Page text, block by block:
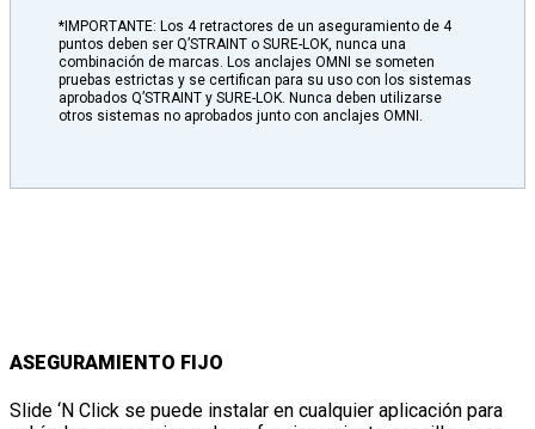
*IMPORTANTE: Los 4 retractores de un aseguramiento de 4
puntos deben ser Q’STRAINT o SURE-LOK, nunca una
combinación de marcas. Los anclajes OMNI se someten
pruebas estrictas y se certifican para su uso con los sistemas
aprobados Q’STRAINT y SURE-LOK. Nunca deben utilizarse
otros sistemas no aprobados junto con anclajes OMNI.
ASEGURAMIENTO FIJO
Slide ‘N Click se puede instalar en cualquier aplicación para